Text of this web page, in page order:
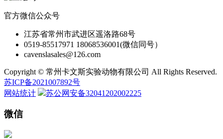
官方微信公众号
江苏省常州市武进区遥洛路68号
0519-85517971 18068536001(微信同号）
cavenslasales@126.com
Copyright © 常州卡文斯实验动物有限公司 All Rights Reserved.
苏ICP备2021007892号
网站统计
苏公网安备32041202002225
微信